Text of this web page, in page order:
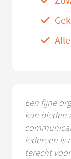
Een fijne
kon bieden
iedereen is
terecht